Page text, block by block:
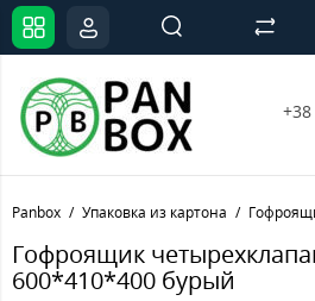
Panbox Упаковка из картона
Гофроящик
600*410*400 бурый